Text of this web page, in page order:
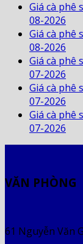
Giá cà phê
08-2026
Giá cà phê
08-2026
Giá cà phê
07-2026
Giá cà phê
07-2026
Giá cà phê
07-2026
VĂN PHÒNG
61 Nguyễn Văn